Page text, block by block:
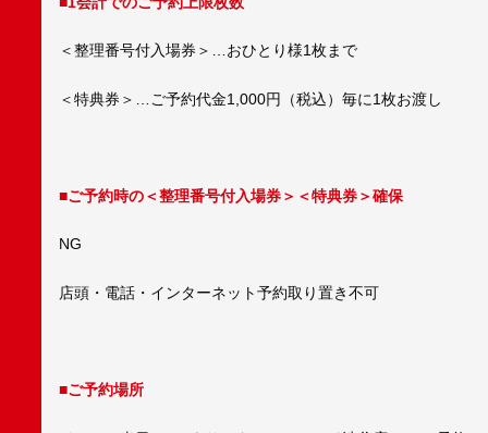
＜整理番号付入場券＞…おひとり様1枚まで
＜特典券＞…ご予約代金1,000円（税込）毎に1枚お渡し
■ご予約時の＜整理番号付入場券＞＜特典券＞確保
NG
店頭・電話・インターネット予約取り置き不可
■ご予約場所